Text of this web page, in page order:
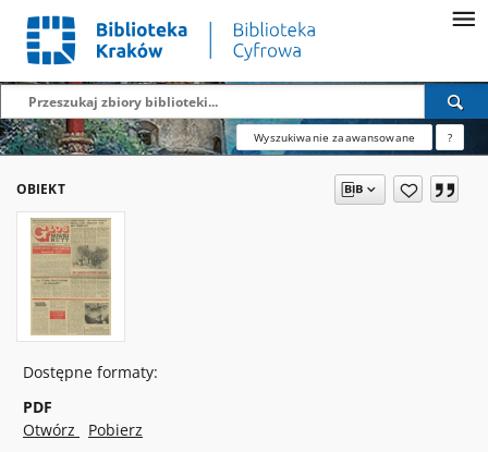
Wyszukiwanie zaawansowane ?
OBIEKT
Dostępne formaty:
PDF
Otwórz
Pobierz